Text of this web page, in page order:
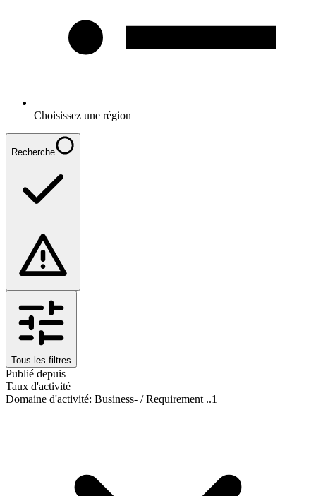
Choisissez une région
Recherche
Tous les filtres
Publié depuis
Taux d'activité
Domaine d'activité: Business- / Requirement ..1